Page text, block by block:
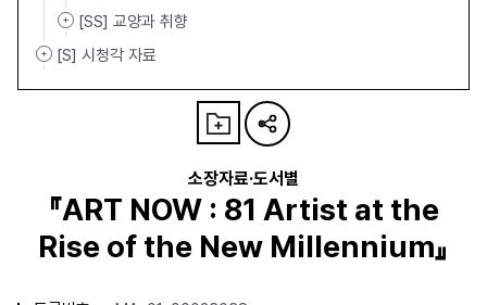
[SS] 교양과 취향
[S] 시청각 자료
소장자료·도서별
『ART NOW : 81 Artist at the
Rise of the New Millennium』